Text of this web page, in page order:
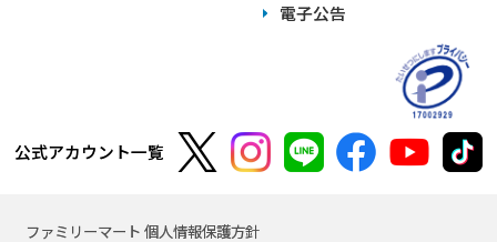
電子公告
公式アカウント一覧
ファミリーマート 個人情報保護方針